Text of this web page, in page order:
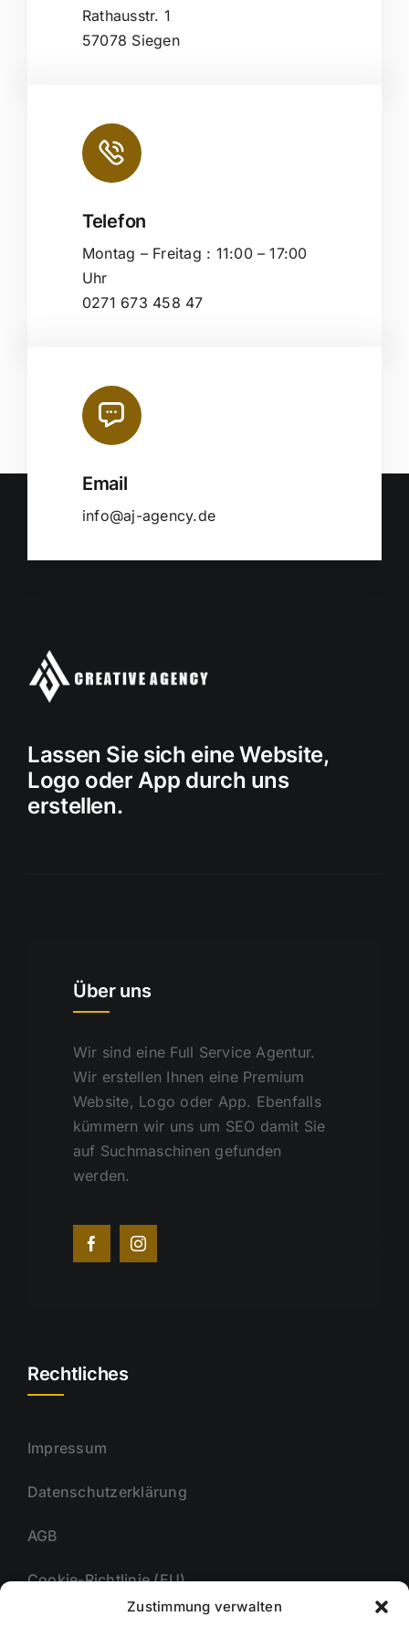
Zustimmung verwalten
Rathausstr. 1
57078 Siegen
Telefon
Montag – Freitag : 11:00 – 17:00
Uhr
0271 673 458 47
Email
info@aj-agency.de
Lassen Sie sich eine Website,
Logo oder App durch uns
erstellen.
Über uns
Wir sind eine Full Service Agentur.
Wir erstellen Ihnen eine Premium
Website, Logo oder App. Ebenfalls
kümmern wir uns um SEO damit Sie
auf Suchmaschinen gefunden
werden.
Rechtliches
Impressum
Datenschutzerklärung
AGB
Cookie-Richtlinie (EU)